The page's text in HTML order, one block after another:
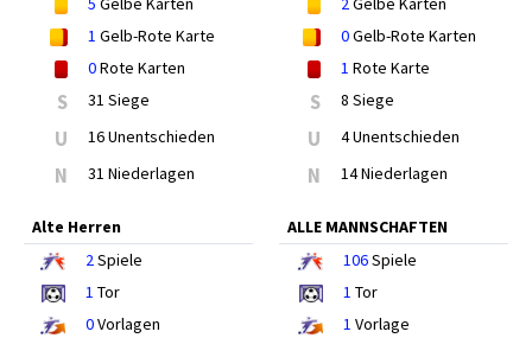
1 Gelb-Rote Karte
0Rote Karten
S 31 Siege
U 16 Unentschieden
N 31 Niederlagen
0Gelb-Rote Karten
1 Rote Karte
S 8 Siege
U 4 Unentschieden
N 14 Niederlagen
Alte Herren
2Spiele
1 Tor
0Vorlagen
ALLE MANNSCHAFTEN
106Spiele
1 Tor
1 Vorlage